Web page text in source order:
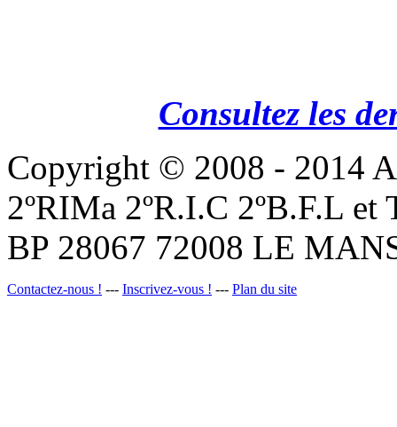
Consultez les
Copyright © 2008 - 2014
2ºRIMa 2ºR.I.C 2ºB.F.L
BP 28067 72008 LE
Contactez-nous ! --- Inscrivez-vous ! --- Plan du site